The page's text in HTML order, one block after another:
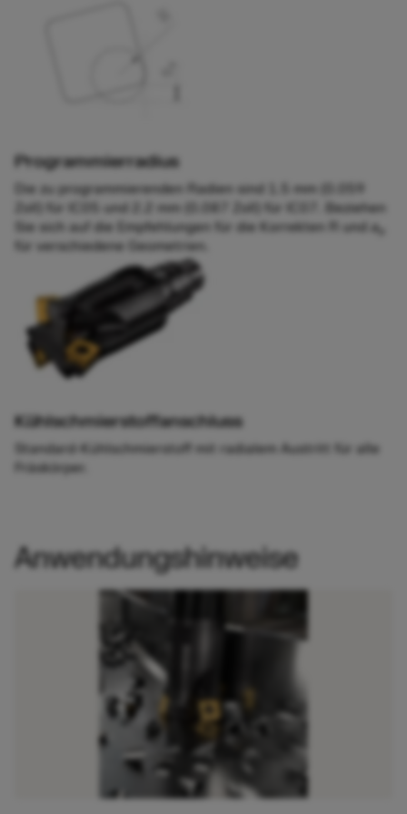
Programmierradius
Die zu programmierenden Radien sind 1.5 mm (0.059
Zoll) für IC05 und 2.2 mm (0.087 Zoll) für IC07. Beziehen
Sie sich auf die Empfehlungen für die Korrekten R und a
für verschiedene Geometrien.
Kühlschmierstoffanschluss
Standard-Kühlschmierstoff mit radialem Austritt für alle
Fräskörper.
Anwendungshinweise